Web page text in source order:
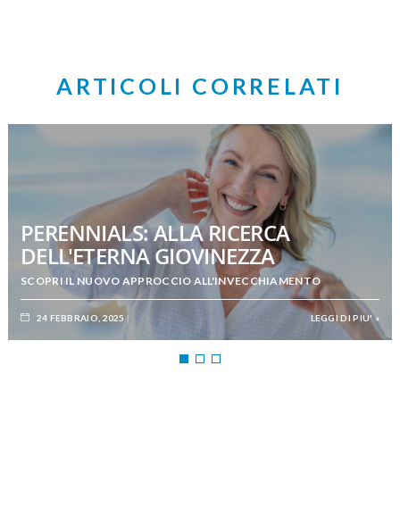
ARTICOLI CORRELATI
PERENNIALS: ALLA RICERCA
DELL'ETERNA GIOVINEZZA
SCOPRI IL NUOVO APPROCCIO ALL'INVECCHIAMENTO
24 FEBBRAIO, 2025 LEGGI DI PIU' »